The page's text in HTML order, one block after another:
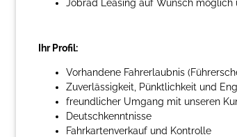
Jobrad Leasing auf Wunsch möglich
Ihr Profil:
Vorhandene Fahrerlaubnis
Zuverlässigkeit, Pünktlichkeit und
freundlicher Umgang mit unseren
Deutschkenntnisse
Fahrkartenverkauf und Kontrolle